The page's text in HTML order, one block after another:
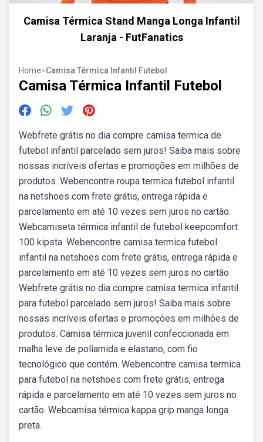
Camisa Térmica Stand Manga Longa Infantil
Laranja - FutFanatics
Home>Camisa Térmica Infantil Futebol
Camisa Térmica Infantil Futebol
Webfrete grátis no dia compre camisa termica de
futebol infantil parcelado sem juros! Saiba mais sobre
nossas incríveis ofertas e promoções em milhões de
produtos. Webencontre roupa termica futebol infantil
na netshoes com frete grátis, entrega rápida e
parcelamento em até 10 vezes sem juros no cartão.
Webcamiseta térmica infantil de futebol keepcomfort
100 kipsta. Webencontre camisa termica futebol
infantil na netshoes com frete grátis, entrega rápida e
parcelamento em até 10 vezes sem juros no cartão.
Webfrete grátis no dia compre camisa termica infantil
para futebol parcelado sem juros! Saiba mais sobre
nossas incríveis ofertas e promoções em milhões de
produtos. Camisa térmica juvenil confeccionada em
malha leve de poliamida e elastano, com fio
tecnológico que contém. Webencontre camisa termica
para futebol na netshoes com frete grátis, entrega
rápida e parcelamento em até 10 vezes sem juros no
cartão. Webcamisa térmica kappa grip manga longa
preta.